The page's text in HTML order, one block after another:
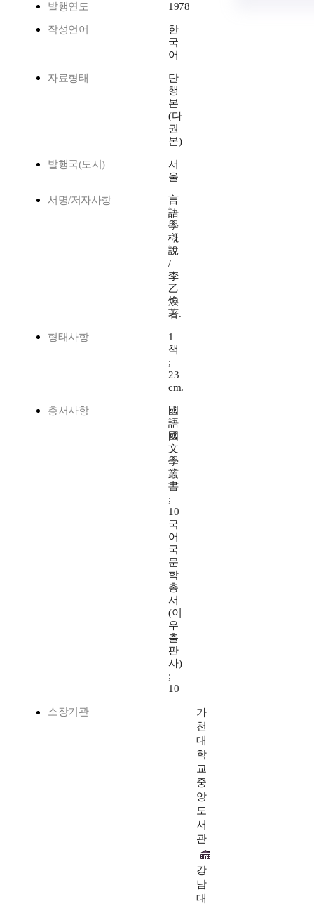
발행연도 1978
작성언어
한
국
어
자료형태
단
행
본
(다
권
본)
발행국(도시)
서
울
서명/저자사항
言
語
學
槪
說
/
李
乙
煥
著.
형태사항
1
책
;
23
cm.
총서사항
國
語
國
文
學
叢
書
;
10
국
어
국
문
학
총
서
(이
우
출
판
사)
;
10
소장기관
가
천
대
학
교
중
앙
도
서
관
강
남
대